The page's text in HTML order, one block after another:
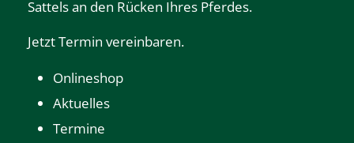
Sattels an den Rücken Ihres Pferdes.
Jetzt Termin vereinbaren.
Onlineshop
Aktuelles
Termine